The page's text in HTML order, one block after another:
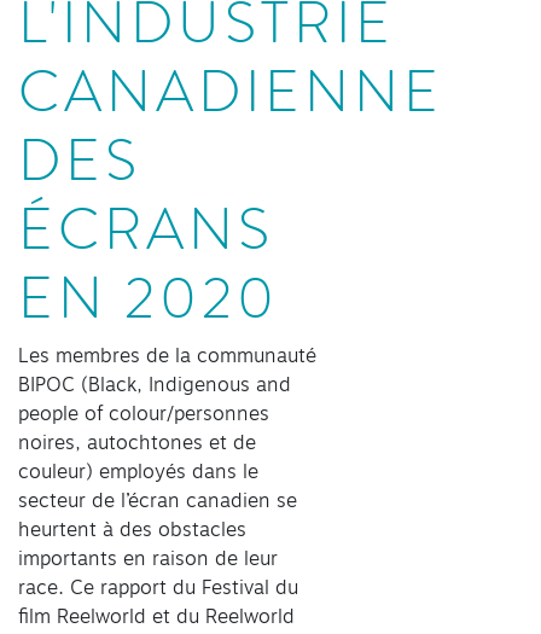
L'INDUSTRIE
CANADIENNE
DES
ÉCRANS
EN 2020
Les membres de la communauté
BIPOC (Black, Indigenous and
people of colour/personnes
noires, autochtones et de
couleur) employés dans le
secteur de l’écran canadien se
heurtent à des obstacles
importants en raison de leur
race. Ce rapport du Festival du
film Reelworld et du Reelworld